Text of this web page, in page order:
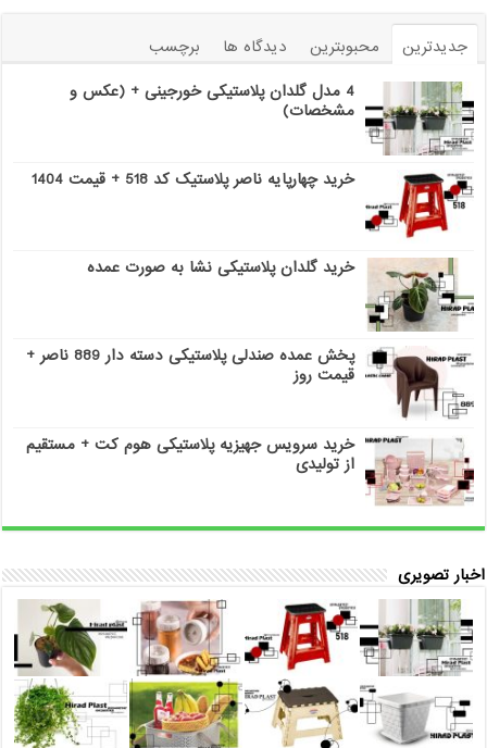
جدیدترین محبوبترین دیدگاه ها
برچسب
4 مدل گلدان پلاستیکی خورجینی + (عکس و
مشخصات)
خرید چهارپایه ناصر پلاستیک کد 518 + قیمت 1404
خرید گلدان پلاستیکی نشا به صورت عمده
پخش عمده صندلی پلاستیکی دسته دار 889 ناصر +
قیمت روز
خرید سرویس جهیزیه پلاستیکی هوم کت + مستقیم
از تولیدی
اخبار تصویری